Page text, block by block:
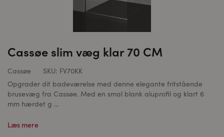
Cassøe slim væg klar 70 CM
Cassøe SKU: FV70KK
Opgrader dit badeværelse med denne elegante fritstående
brusevæg fra Cassøe. Med en smal blank aluprofil og klart 6
mm hærdet g ...
Læs mere